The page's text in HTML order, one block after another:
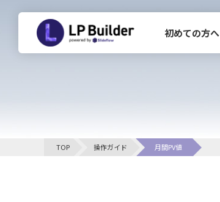
初めての方へ
TOP 操作ガイド 月間PV値